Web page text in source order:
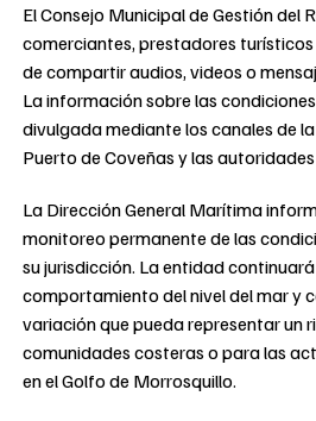
El Consejo Municipal de Gestión del
comerciantes, prestadores
de compartir audios, videos o
La información sobre las
divulgada mediante los canales de
Puerto de Coveñas y las
La Dirección General Marítima
monitoreo permanente de las
su jurisdicción. La entidad
comportamiento del nivel del mar y
variación que pueda representar un
comunidades costeras o para las
en el Golfo de Morrosquillo.